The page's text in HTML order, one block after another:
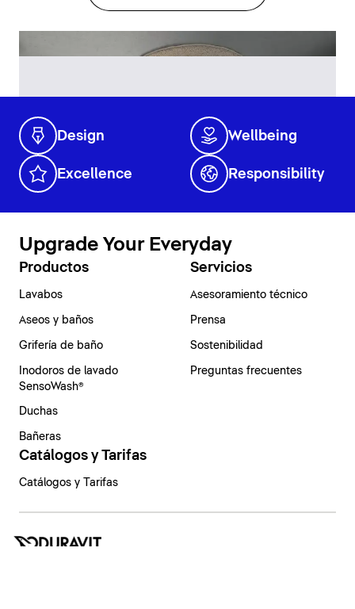
Design Wellbeing
Excellence Responsibility
Upgrade Your Everyday
Productos
Lavabos
Aseos y baños
Grifería de baño
Inodoros de lavado
SensoWash®
Duchas
Bañeras
Servicios
Asesoramiento técnico
Prensa
Sostenibilidad
Preguntas frecuentes
Catálogos y Tarifas
Catálogos y Tarifas